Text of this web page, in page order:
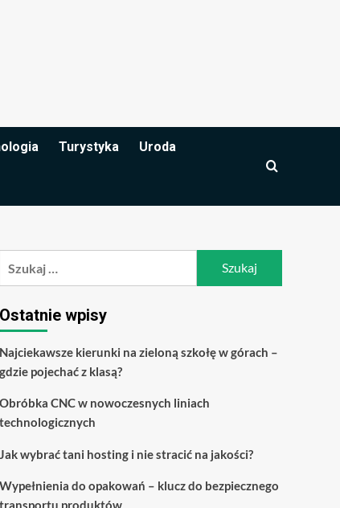
Turystyka Uroda
Ostatnie wpisy
Najciekawsze kierunki na zieloną szkołę w górach –
gdzie pojechać z klasą?
Obróbka CNC w nowoczesnych liniach
technologicznych
Jak wybrać tani hosting i nie stracić na jakości?
Wypełnienia do opakowań – klucz do bezpiecznego
transportu produktów